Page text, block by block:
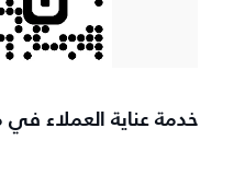
خدمة عناية العملاء في